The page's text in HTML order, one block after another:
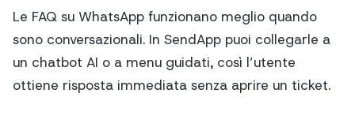
Le FAQ su WhatsApp funzionano meglio quando
sono conversazionali. In SendApp puoi collegarle a
un chatbot AI o a menu guidati, così l’utente
ottiene risposta immediata senza aprire un ticket.